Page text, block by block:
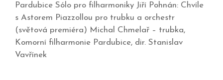
Pardubice Sólo pro filharmoniky Jiří Pohnán: Chvíle
s Astorem Piazzollou pro trubku a orchestr
(světová premiéra) Michal Chmelař – trubka,
Komorní filharmonie Pardubice, dir. Stanislav
Vavřínek